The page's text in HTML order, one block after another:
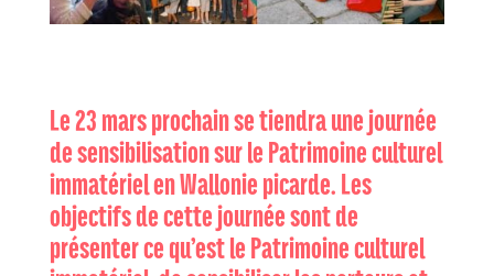
Le 23 mars prochain se tiendra une journée
de sensibilisation sur le Patrimoine culturel
immatériel en Wallonie picarde. Les
objectifs de cette journée sont de
présenter ce qu’est le Patrimoine culturel